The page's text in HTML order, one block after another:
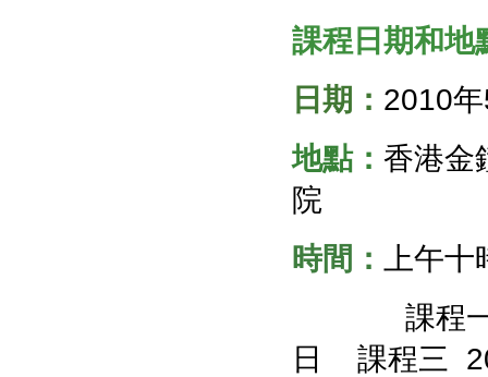
課程日期和地
日期： 2010
地點： 香港金
院
時間：
上午
課程一
日
課程三